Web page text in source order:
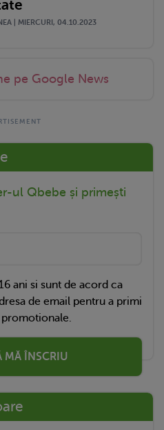
| MIERCURI, 04.10.2023
pe Google News
ul Qbebe și primești
ani si sunt de acord ca
de email pentru a primi
MĂ ÎNSCRIU